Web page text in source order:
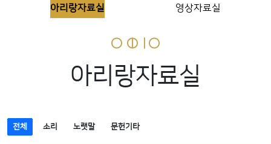
아리랑자료실
영상자료실
아리랑자료실
전체 소리 노랫말 문헌기타